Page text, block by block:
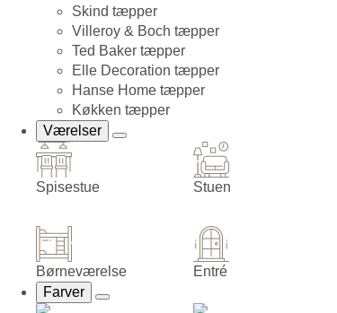
Skind tæpper
Villeroy & Boch tæpper
Ted Baker tæpper
Elle Decoration tæpper
Hanse Home tæpper
Køkken tæpper
Værelser
Spisestue Stuen
Børneværelse Entré
Farver